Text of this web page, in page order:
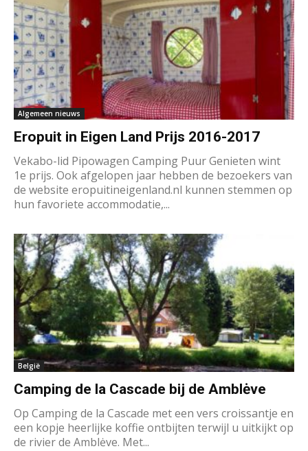
Algemeen nieuws
Eropuit in Eigen Land Prijs 2016-2017
Vekabo-lid Pipowagen Camping Puur Genieten wint
1e prijs. Ook afgelopen jaar hebben de bezoekers van
de website eropuitineigenland.nl kunnen stemmen op
hun favoriete accommodatie,...
België
Camping de la Cascade bij de Amblėve
Op Camping de la Cascade met een vers croissantje en
een kopje heerlijke koffie ontbijten terwijl u uitkijkt op
de rivier de Amblėve. Met...